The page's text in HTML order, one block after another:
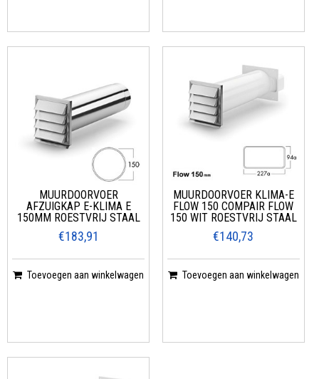
MUURDOORVOER
AFZUIGKAP E-KLIMA E
150MM ROESTVRIJ STAAL
€183,91
Toevoegen aan winkelwagen
MUURDOORVOER KLIMA-E
FLOW 150 COMPAIR FLOW
150 WIT ROESTVRIJ STAAL
€140,73
Toevoegen aan winkelwagen